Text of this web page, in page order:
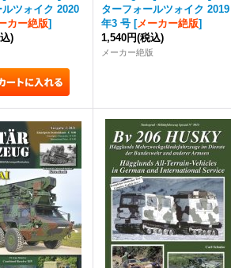
ツォイク 2020
カー絶版]
)
ターフォールツォイク 2019
年3 号 [メーカー絶版]
1,540円(税込)
メーカー絶版